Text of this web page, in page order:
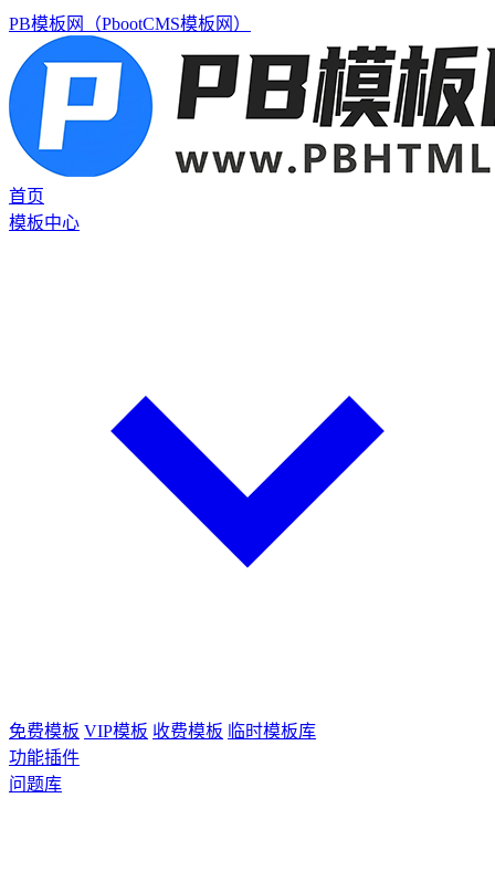
PB模板网（PbootCMS模板网）
首页
模板中心
免费模板 VIP模板 收费模板 临时模板库
功能插件
问题库